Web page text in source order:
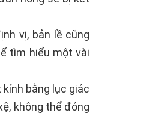
vị, bản lề cũng
tìm hiểu một vài
bằng lục giác
không thể đóng